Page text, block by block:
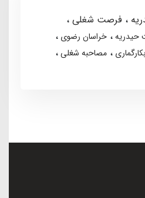
فرصت شغلی
حیدریه
خراسان رضوی
بکارگماری
مصاحبه شغلی